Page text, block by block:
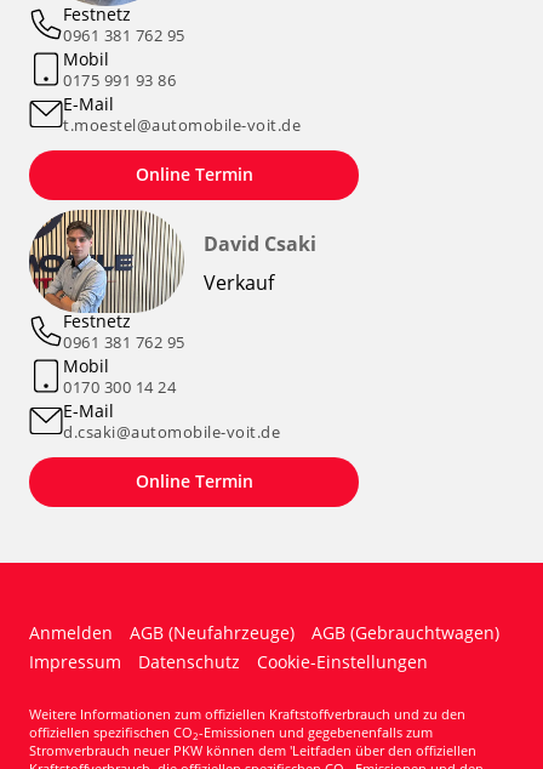
Festnetz
0961 381 762 95
Mobil
0175 991 93 86
E-Mail
t.moestel@automobile-voit.de
Online Termin
David Csaki
Verkauf
Festnetz
0961 381 762 95
Mobil
0170 300 14 24
E-Mail
d.csaki@automobile-voit.de
Online Termin
Anmelden AGB (Neufahrzeuge)
AGB (Gebrauchtwagen)
Impressum
Datenschutz Cookie-Einstellungen
Weitere Informationen zum offiziellen Kraftstoffverbrauch und zu den
offiziellen spezifischen CO2-Emissionen und gegebenenfalls zum
Stromverbrauch neuer PKW können dem 'Leitfaden über den offiziellen